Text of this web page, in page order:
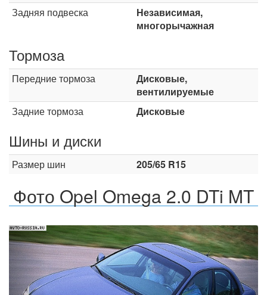
Задняя подвеска
Независимая,
многорычажная
Тормоза
Передние тормоза
Дисковые,
вентилируемые
Задние тормоза
Дисковые
Шины и диски
Размер шин 205/65 R15
Фото Opel Omega 2.0 DTi MT
Назад